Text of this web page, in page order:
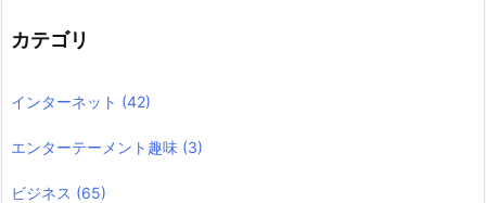
カテゴリ
インターネット (42)
エンターテーメント趣味 (3)
ビジネス (65)